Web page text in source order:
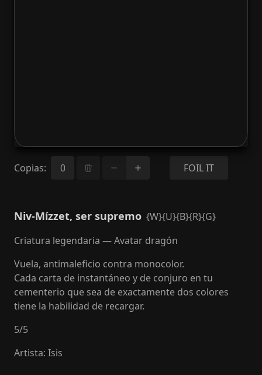
Copias: FOIL IT
Niv-Mízzet, ser supremo {W}{U}{B}{R}{G}
Criatura legendaria — Avatar dragón
Vuela, antimaleficio contra monocolor.
Cada carta de instantáneo y de conjuro en tu
cementerio que sea de exactamente dos colores
tiene la habilidad de recargar.
5/5
Artista: Isis